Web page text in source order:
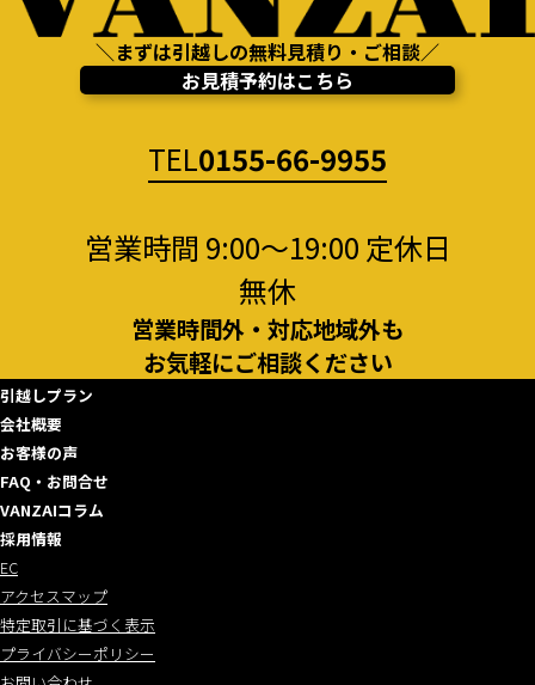
＼まずは引越しの無料見積り・ご相談／
お見積予約はこちら
TEL0155-66-9955
営業時間 9:00～19:00 定休日
無休
営業時間外・対応地域外も
お気軽にご相談ください
引越しプラン
会社概要
お客様の声
FAQ・お問合せ
VANZAIコラム
採用情報
EC
アクセスマップ
特定取引に基づく表示
プライバシーポリシー